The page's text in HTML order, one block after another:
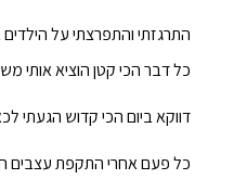
התרגזתי והתפרצתי על
כל דבר הכי קטן הוציא אותי
דווקא ביום הכי קדוש הגעתי
כל פעם אחרי התקפת עצבים